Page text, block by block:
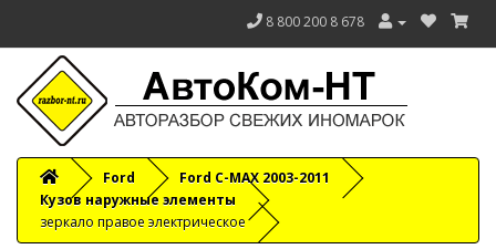
8 800 200 8 678
Ford
Ford C-MAX 2003-2011
Кузов наружные элементы
зеркало правое электрическое